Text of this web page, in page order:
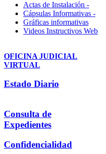
Actas de Instalación -
Cápsulas Informativas -
Gráficas informativas
Videos Instructivos Web
OFICINA JUDICIAL
VIRTUAL
Estado Diario
Consulta de
Expedientes
Confidencialidad